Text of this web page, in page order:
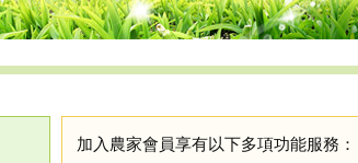
加入農家會員享有以下多項功能服務：